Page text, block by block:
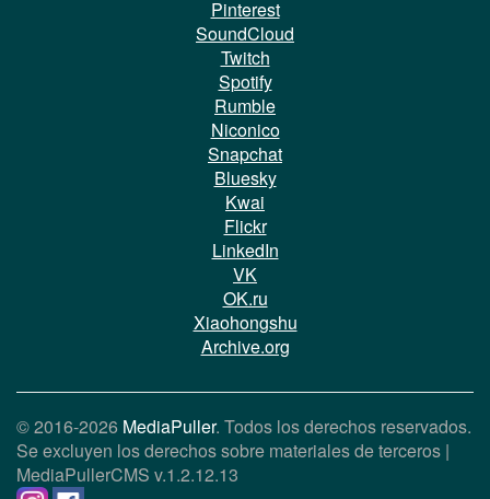
Pinterest
SoundCloud
Twitch
Spotify
Rumble
Niconico
Snapchat
Bluesky
Kwai
Flickr
LinkedIn
VK
OK.ru
Xiaohongshu
Archive.org
© 2016-2026 MediaPuller. Todos los derechos reservados.
Se excluyen los derechos sobre materiales de terceros |
MediaPullerCMS v.1.2.12.13